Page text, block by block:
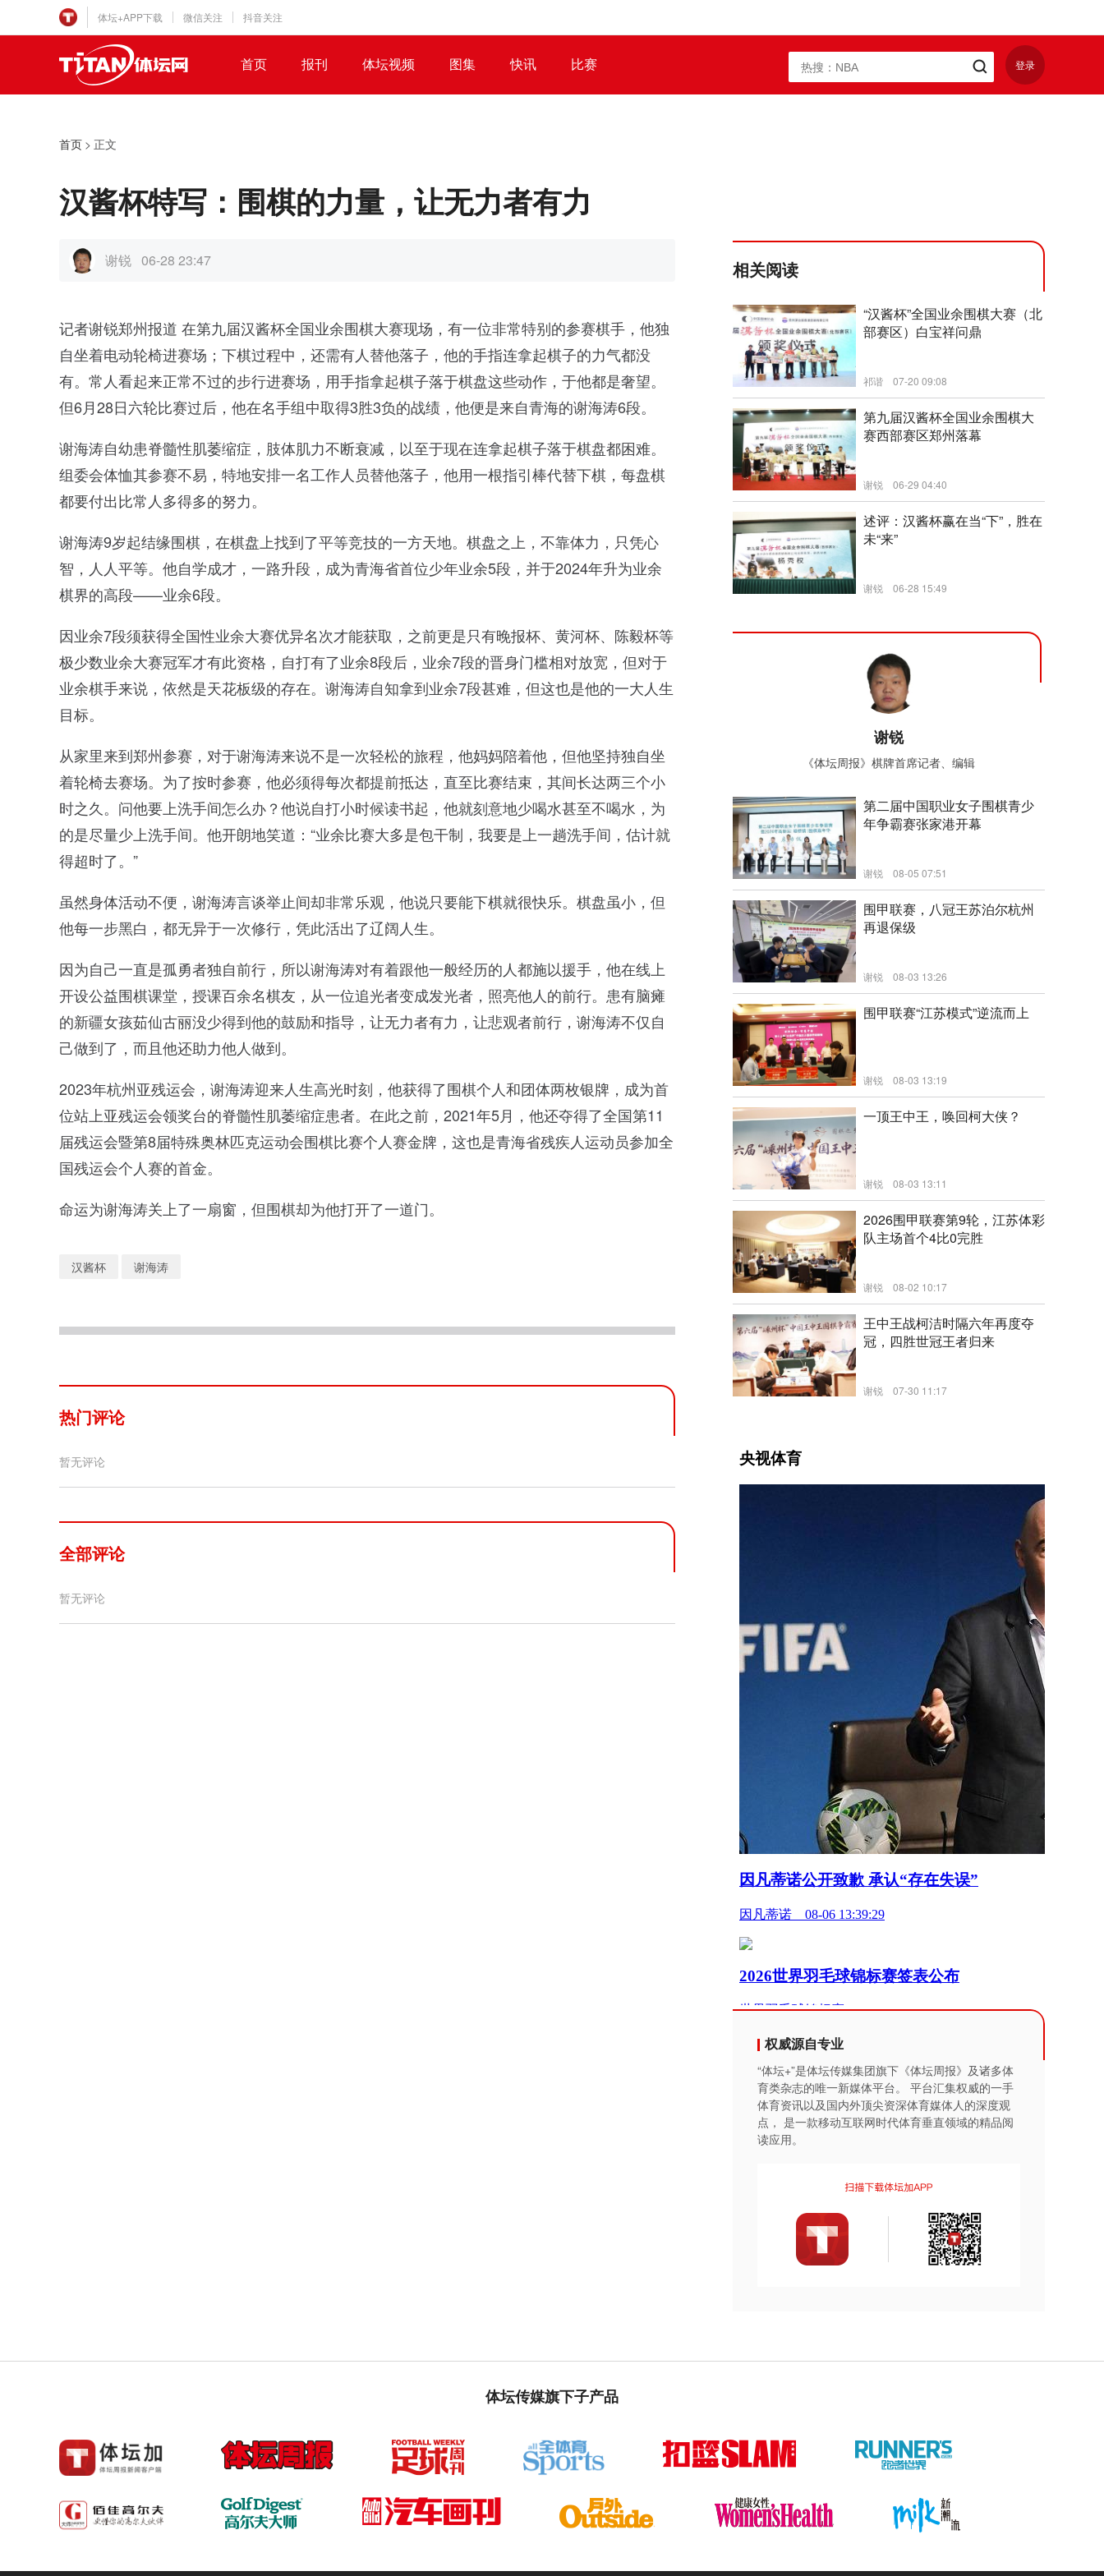
体坛+APP下载 微信关注 抖音关注
首页 报刊 体坛视频 图集 快讯 比赛 登录
首页 > 正文
汉酱杯特写：围棋的力量，让无力者有力
谢锐 06-28 23:47
记者谢锐郑州报道 在第九届汉酱杯全国业余围棋大赛现场，有一位非常特别的参赛棋手，他独
自坐着电动轮椅进赛场；下棋过程中，还需有人替他落子，他的手指连拿起棋子的力气都没
有。常人看起来正常不过的步行进赛场，用手指拿起棋子落于棋盘这些动作，于他都是奢望。
但6月28日六轮比赛过后，他在名手组中取得3胜3负的战绩，他便是来自青海的谢海涛6段。
谢海涛自幼患脊髓性肌萎缩症，肢体肌力不断衰减，以至于现在连拿起棋子落于棋盘都困难。
组委会体恤其参赛不易，特地安排一名工作人员替他落子，他用一根指引棒代替下棋，每盘棋
都要付出比常人多得多的努力。
谢海涛9岁起结缘围棋，在棋盘上找到了平等竞技的一方天地。棋盘之上，不靠体力，只凭心
智，人人平等。他自学成才，一路升段，成为青海省首位少年业余5段，并于2024年升为业余
棋界的高段——业余6段。
因业余7段须获得全国性业余大赛优异名次才能获取，之前更是只有晚报杯、黄河杯、陈毅杯等
极少数业余大赛冠军才有此资格，自打有了业余8段后，业余7段的晋身门槛相对放宽，但对于
业余棋手来说，依然是天花板级的存在。谢海涛自知拿到业余7段甚难，但这也是他的一大人生
目标。
从家里来到郑州参赛，对于谢海涛来说不是一次轻松的旅程，他妈妈陪着他，但他坚持独自坐
着轮椅去赛场。为了按时参赛，他必须得每次都提前抵达，直至比赛结束，其间长达两三个小
时之久。问他要上洗手间怎么办？他说自打小时候读书起，他就刻意地少喝水甚至不喝水，为
的是尽量少上洗手间。他开朗地笑道：“业余比赛大多是包干制，我要是上一趟洗手间，估计就
得超时了。”
虽然身体活动不便，谢海涛言谈举止间却非常乐观，他说只要能下棋就很快乐。棋盘虽小，但
他每一步黑白，都无异于一次修行，凭此活出了辽阔人生。
因为自己一直是孤勇者独自前行，所以谢海涛对有着跟他一般经历的人都施以援手，他在线上
开设公益围棋课堂，授课百余名棋友，从一位追光者变成发光者，照亮他人的前行。患有脑瘫
的新疆女孩茹仙古丽没少得到他的鼓励和指导，让无力者有力，让悲观者前行，谢海涛不仅自
己做到了，而且他还助力他人做到。
2023年杭州亚残运会，谢海涛迎来人生高光时刻，他获得了围棋个人和团体两枚银牌，成为首
位站上亚残运会领奖台的脊髓性肌萎缩症患者。在此之前，2021年5月，他还夺得了全国第11
届残运会暨第8届特殊奥林匹克运动会围棋比赛个人赛金牌，这也是青海省残疾人运动员参加全
国残运会个人赛的首金。
命运为谢海涛关上了一扇窗，但围棋却为他打开了一道门。
汉酱杯 谢海涛
热门评论
暂无评论
全部评论
暂无评论
相关阅读
新闻
“汉酱杯”全国业余围棋大赛（北
部赛区）白宝祥问鼎
祁谐 07-20 09:08
新闻
第九届汉酱杯全国业余围棋大
赛西部赛区郑州落幕
谢锐 06-29 04:40
述评：汉酱杯赢在当“下”，胜在
未“来”
谢锐 06-28 15:49
谢锐
《体坛周报》棋牌首席记者、编辑
新闻
第二届中国职业女子围棋青少
年争霸赛张家港开幕
谢锐 08-05 07:51
新闻
围甲联赛，八冠王苏泊尔杭州
再退保级
谢锐 08-03 13:26
新闻
围甲联赛“江苏模式”逆流而上
谢锐 08-03 13:19
新闻
一顶王中王，唤回柯大侠？
谢锐 08-03 13:11
新闻
2026围甲联赛第9轮，江苏体彩
队主场首个4比0完胜
谢锐 08-02 10:17
王中王战柯洁时隔六年再度夺
冠，四胜世冠王者归来
谢锐 07-30 11:17
权威源自专业
“体坛+”是体坛传媒集团旗下《体坛周报》及诸多体
育类杂志的唯一新媒体平台。 平台汇集权威的一手
体育资讯以及国内外顶尖资深体育媒体人的深度观
点， 是一款移动互联网时代体育垂直领域的精品阅
读应用。
体坛传媒旗下子产品